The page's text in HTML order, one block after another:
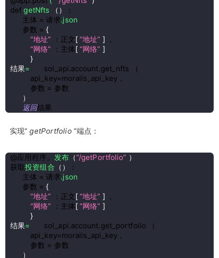
def getNfts （ ）
：
主体 = 请求.json
参数 = {
“地址”
：正文[ “地址” ]
，
“网络”
：主体[ “网络” ]
}
结果= sol_api.account.get_nfts
（
api_key=moralis_api_key，
参数 = 参数
）
返回结果
实现“getPortfolio”端点：
@应用程序。 发布（“/getPortfolio” ）
获取投资组合 （ ）
：
主体 = 请求.json
参数 = {
“地址”
：正文[ “地址” ]
，
“网络”
：主体[ “网络” ]
}
结果= sol_api.account.get_portfolio
（
api_key=moralis_api_key，
参数 = 参数
）